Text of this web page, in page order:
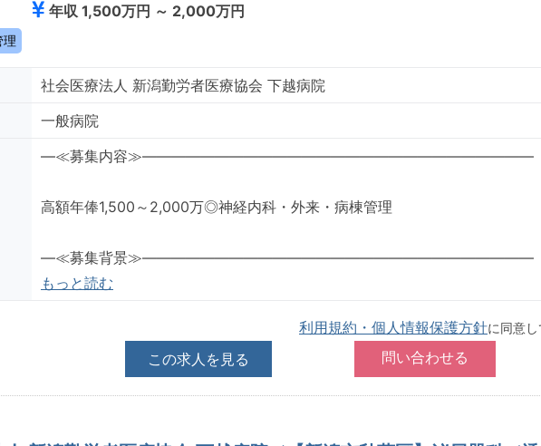
年収 1,500万円 ～ 2,000万円
理
社会医療法人 新潟勤労者医療協会 下越病院
一般病院
―≪募集内容≫―――――――――――――――――――――――――――
高額年俸1,500～2,000万◎神経内科・外来・病棟管理
―≪募集背景≫―――――――――――――――――――――――――――
もっと読む
この求人を見る
利用規約・個人情報保護方針に同意し